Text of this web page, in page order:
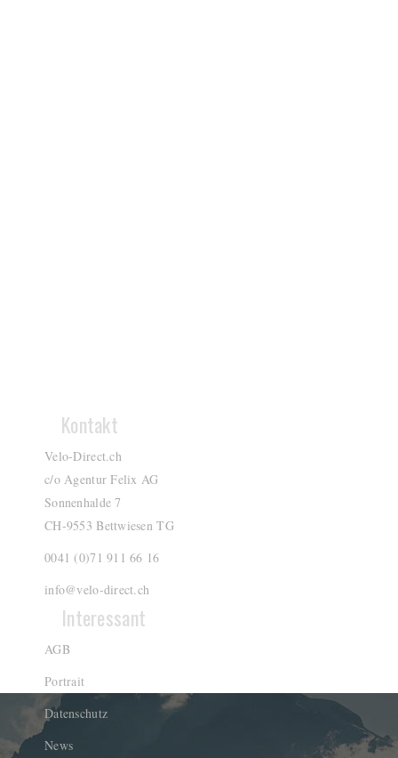
Kontakt
Velo-Direct.ch
c/o Agentur Felix AG
Sonnenhalde 7
CH-9553 Bettwiesen TG
0041 (0)71 911 66 16
info@velo-direct.ch
Interessant
AGB
Portrait
Datenschutz
News